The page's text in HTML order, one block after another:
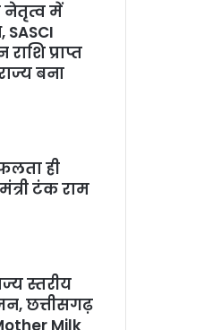
नेतृत्व में
SASCI
प्राप्त
बना
ही
टंक राम
स्तरीय
छत्तीसगढ़
Milk